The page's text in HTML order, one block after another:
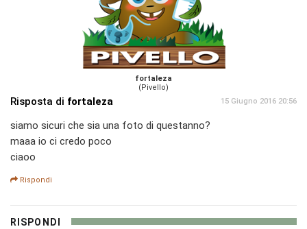
fortaleza
(Pivello)
Risposta di fortaleza 15 Giugno 2016 20:56
siamo sicuri che sia una foto di questanno?
maaa io ci credo poco
ciaoo
Rispondi
RISPONDI